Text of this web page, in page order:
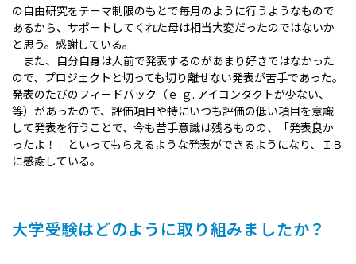
の自由研究をテーマ制限のもとで毎月のように行うようなもので
あるから、サポートしてくれた母は相当大変だったのではないか
と思う。感謝している。
また、自分自身は人前で発表するのがあまり好きではなかった
ので、プロジェクトと切っても切り離せない発表が苦手であった。
発表のたびのフィードバック（ｅ.ｇ. アイコンタクトが少ない、
等）があったので、評価項目や特にいつも評価の低い項目を意識
して発表を行うことで、今も苦手意識は残るものの、「発表良か
ったよ！」といってもらえるような発表ができるようになり、ＩＢ
に感謝している。
大学受験はどのように取り組みましたか？